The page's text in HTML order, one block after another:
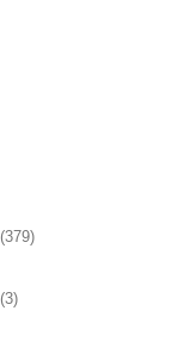
(379)
(3)